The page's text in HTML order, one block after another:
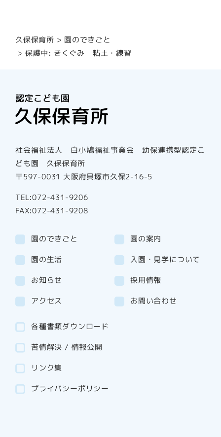
久保保育所 園のできごと
保護中: きくぐみ 粘土・練習
社会福祉法人 白小鳩福祉事業会 幼保連携型認定こ
ども園 久保保育所
〒597-0031 大阪府貝塚市久保2-16-5
TEL:072-431-9206
FAX:072-431-9208
園のできごと 園の案内
園の生活 入園・見学について
お知らせ
採用情報
アクセス
お問い合わせ
各種書類ダウンロード
苦情解決 / 情報公開
リンク集
プライバシーポリシー